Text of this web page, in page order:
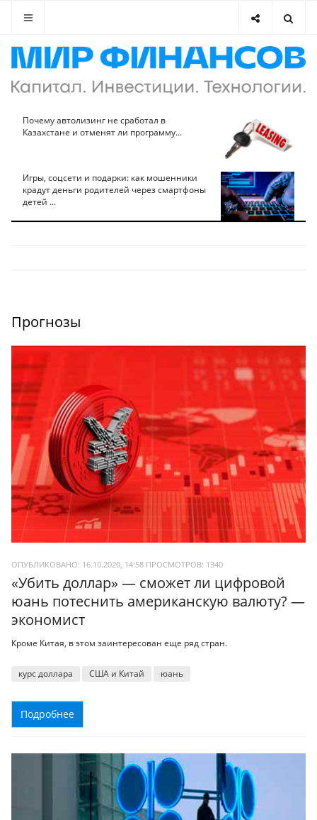
Почему автолизинг не сработал в
Казахстане и отменят ли программу...
Игры, соцсети и подарки: как мошенники
крадут деньги родителей через смартфоны
детей ...
Прогнозы
ОПУБЛИКОВАНО: 16.10.2020, 14:58 ПРОСМОТРОВ: 1340
«Убить доллар» — сможет ли цифровой
юань потеснить американскую валюту? —
экономист
Кроме Китая, в этом заинтересован еще ряд стран.
курс доллара США и Китай юань
Подробнее